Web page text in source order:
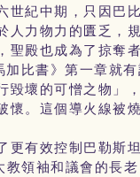
世紀中期，只因巴
人力物力的匱乏，
聖殿也成為了掠奪
比書》第一章就
毀壞的可憎之物」
懷。這個導火線被
更有效控制巴勒斯
領袖和議會的長